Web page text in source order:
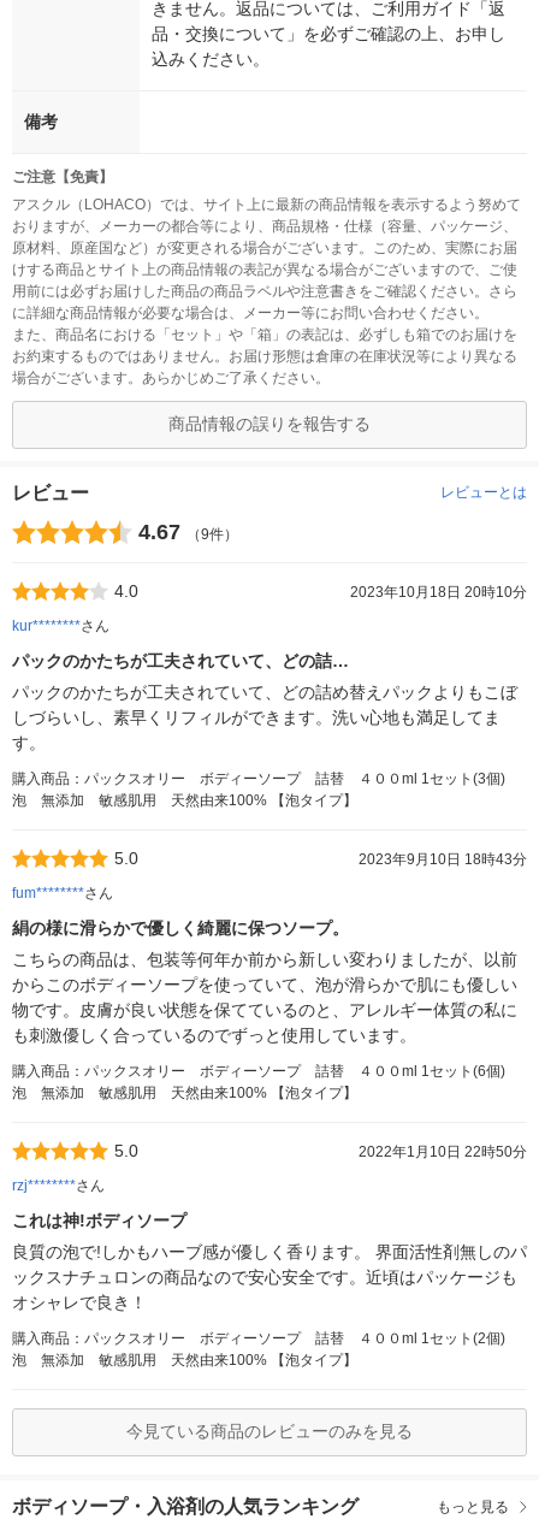
きません。返品については、ご利用ガイド「返
品・交換について」を必ずご確認の上、お申し
込みください。
備考
ご注意【免責】
アスクル（LOHACO）では、サイト上に最新の商品情報を表示するよう努めて
おりますが、メーカーの都合等により、商品規格・仕様（容量、パッケージ、
原材料、原産国など）が変更される場合がございます。このため、実際にお届
けする商品とサイト上の商品情報の表記が異なる場合がございますので、ご使
用前には必ずお届けした商品の商品ラベルや注意書きをご確認ください。さら
に詳細な商品情報が必要な場合は、メーカー等にお問い合わせください。
また、商品名における「セット」や「箱」の表記は、必ずしも箱でのお届けを
お約束するものではありません。お届け形態は倉庫の在庫状況等により異なる
場合がございます。あらかじめご了承ください。
商品情報の誤りを報告する
レビュー レビューとは
4.67 （9件）
4.0
2023年10月18日 20時10分
kur********さん
パックのかたちが工夫されていて、どの詰…
パックのかたちが工夫されていて、どの詰め替えパックよりもこぼ
しづらいし、素早くリフィルができます。洗い心地も満足してま
す。
購入商品：パックスオリー ボディーソープ 詰替 ４００ml 1セット(3個)
泡 無添加 敏感肌用 天然由来100% 【泡タイプ】
5.0
2023年9月10日 18時43分
fum********さん
絹の様に滑らかで優しく綺麗に保つソープ。
こちらの商品は、包装等何年か前から新しい変わりましたが、以前
からこのボディーソープを使っていて、泡が滑らかで肌にも優しい
物です。皮膚が良い状態を保てているのと、アレルギー体質の私に
も刺激優しく合っているのでずっと使用しています。
購入商品：パックスオリー ボディーソープ 詰替 ４００ml 1セット(6個)
泡 無添加 敏感肌用 天然由来100% 【泡タイプ】
5.0
2022年1月10日 22時50分
rzj********さん
これは神!ボディソープ
良質の泡で!しかもハーブ感が優しく香ります。 界面活性剤無しのパ
ックスナチュロンの商品なので安心安全です。近頃はパッケージも
オシャレで良き！
購入商品：パックスオリー ボディーソープ 詰替 ４００ml 1セット(2個)
泡 無添加 敏感肌用 天然由来100% 【泡タイプ】
今見ている商品のレビューのみを見る
ボディソープ・入浴剤の人気ランキング もっと見る